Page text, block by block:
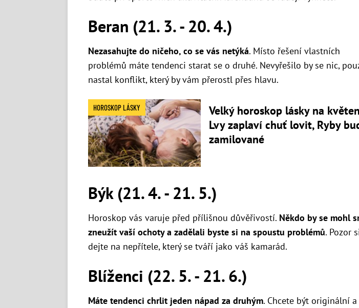
Beran (21. 3. - 20. 4.)
Nezasahujte do ničeho, co se vás netýká. Místo řešení vlastních
problémů máte tendenci starat se o druhé. Nevyřešilo by se nic,
nastal konflikt, který by vám přerostl přes hlavu.
HOROSKOP LÁSKY
Velký horoskop lásky na
Lvy zaplaví chuť lovit, Ryby
zamilované
Býk (21. 4. - 21. 5.)
Horoskop vás varuje před přílišnou důvěřivostí. Někdo by se mohl
zneužít vaší ochoty a zadělali byste si na spoustu problémů. Pozor
dejte na nepřítele, který se tváří jako váš kamarád.
Blíženci (22. 5. - 21. 6.)
Máte tendenci chrlit jeden nápad za druhým. Chcete být originální a